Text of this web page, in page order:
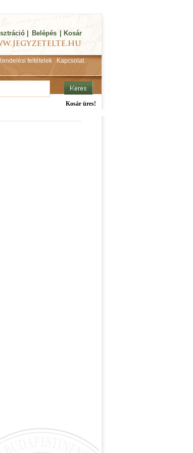
Belépés Kosár
feltételek Kapcsolat
Kosár üres!